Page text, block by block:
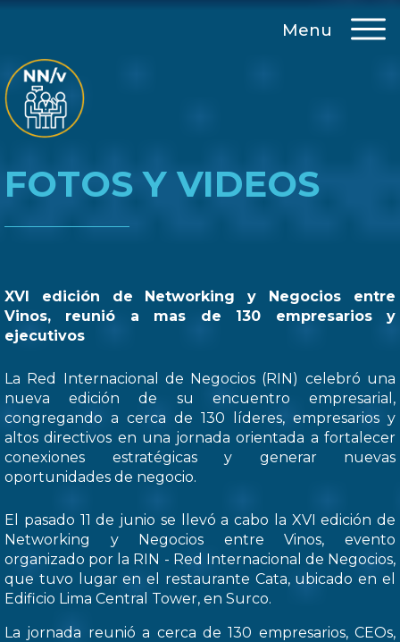
Menu
FOTOS Y VIDEOS
XVI edición de Networking y Negocios entre
Vinos, reunió a mas de 130 empresarios y
ejecutivos
La Red Internacional de Negocios (RIN) celebró una
nueva edición de su encuentro empresarial,
congregando a cerca de 130 líderes, empresarios y
altos directivos en una jornada orientada a fortalecer
conexiones estratégicas y generar nuevas
oportunidades de negocio.
El pasado 11 de junio se llevó a cabo la XVI edición de
Networking y Negocios entre Vinos, evento
organizado por la RIN - Red Internacional de Negocios,
que tuvo lugar en el restaurante Cata, ubicado en el
Edificio Lima Central Tower, en Surco.
La jornada reunió a cerca de 130 empresarios, CEOs,